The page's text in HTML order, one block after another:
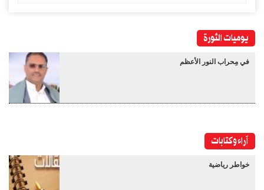
يوميات الثورة
في مِحراب النور الأعظم
آراء وكتابات
خواطر رياضية